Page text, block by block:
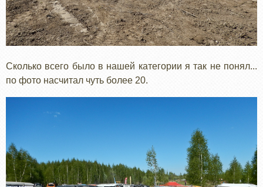
Сколько всего было в нашей категории я так не понял...
по фото насчитал чуть более 20.